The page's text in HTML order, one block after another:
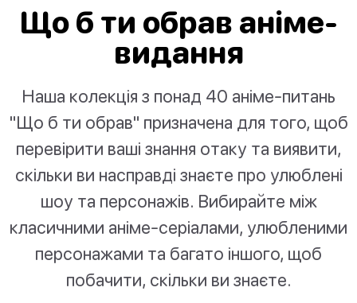
Що б ти обрав аніме-
видання
Наша колекція з понад 40 аніме-питань
"Що б ти обрав" призначена для того, щоб
перевірити ваші знання отаку та виявити,
скільки ви насправді знаєте про улюблені
шоу та персонажів. Вибирайте між
класичними аніме-серіалами, улюбленими
персонажами та багато іншого, щоб
побачити, скільки ви знаєте.